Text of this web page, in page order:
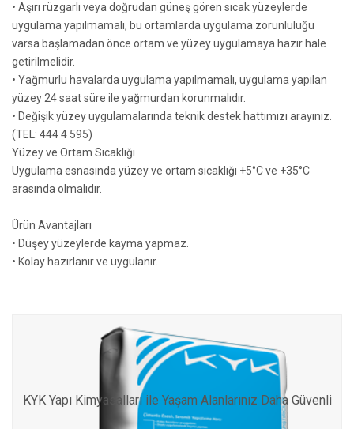
• Aşırı rüzgarlı veya doğrudan güneş gören sıcak yüzeylerde
uygulama yapılmamalı, bu ortamlarda uygulama zorunluluğu
varsa başlamadan önce ortam ve yüzey uygulamaya hazır hale
getirilmelidir.
• Yağmurlu havalarda uygulama yapılmamalı, uygulama yapılan
yüzey 24 saat süre ile yağmurdan korunmalıdır.
• Değişik yüzey uygulamalarında teknik destek hattımızı arayınız.
(TEL: 444 4 595)
Yüzey ve Ortam Sıcaklığı
Uygulama esnasında yüzey ve ortam sıcaklığı +5°C ve +35°C
arasında olmalıdır.
Ürün Avantajları
• Düşey yüzeylerde kayma yapmaz.
• Kolay hazırlanır ve uygulanır.
Diğer KYK Yapı Kimyasalları
KYK Yapı Kimyasalları ile Yaşam Alanlarınız Daha Güvenli